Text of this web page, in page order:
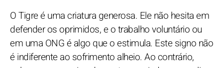
O Tigre é uma criatura generosa. Ele não hesita em
defender os oprimidos, e o trabalho voluntário ou
em uma ONG é algo que o estimula. Este signo não
é indiferente ao sofrimento alheio. Ao contrário,